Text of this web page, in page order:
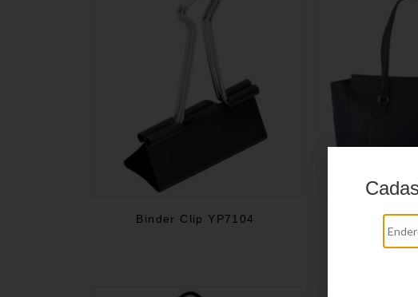
Binder Clip YP7104